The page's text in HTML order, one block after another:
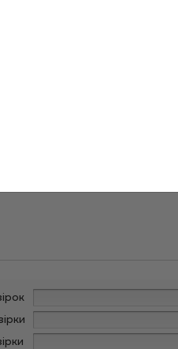
спеціальну олію.
зі шкірою.
та в місцях,